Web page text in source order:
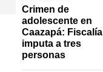
Crimen de
adolescente en
Caazapá: Fiscalía
imputa a tres
personas